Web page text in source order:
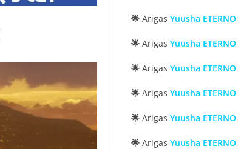
🌟 Arigas Yuusha ETERNO
🌟 Arigas Yuusha ETERNO
🌟 Arigas Yuusha ETERNO
🌟 Arigas Yuusha ETERNO
🌟 Arigas Yuusha ETERNO
🌟 Arigas Yuusha ETERNO